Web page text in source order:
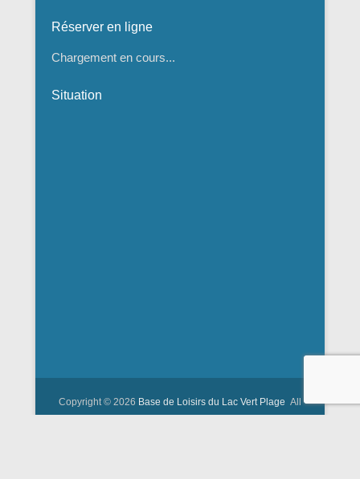
Réserver en ligne
Chargement en cours...
Situation
Copyright © 2026 Base de Loisirs du Lac Vert Plage All